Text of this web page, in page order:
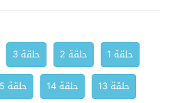
حلقة 1 حلقة 2 حلقة 3
حلقة 13
حلقة 14 حلقة 15